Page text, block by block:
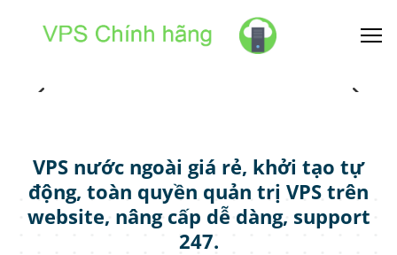
VPS nước ngoài giá rẻ, khởi tạo tự
động, toàn quyền quản trị VPS trên
website, nâng cấp dễ dàng, support
247.